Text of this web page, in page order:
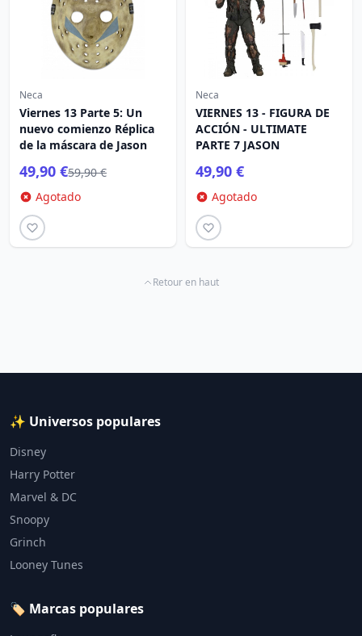
Neca
Viernes 13 Parte 5: Un
nuevo comienzo Réplica
de la máscara de Jason
49,90 €59,90 €
Agotado
Neca
VIERNES 13 - FIGURA DE
ACCIÓN - ULTIMATE
PARTE 7 JASON
49,90 €
Agotado
Retour en haut
✨ Universos populares
Disney
Harry Potter
Marvel & DC
Snoopy
Grinch
Looney Tunes
🏷️ Marcas populares